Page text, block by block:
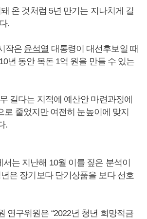
온 것처럼 5년 만기는 지나치게 길
.
작은 윤석열 대통령이 대선후보일 때
년 동안 목돈 1억 원을 만들 수 있는
길다는 지적에 예산안 마련과정에
로 줄었지만 여전히 눈높이에 맞지
.
는 지난해 10월 이를 짚은 분석이
은 장기보다 단기상품을 보다 선호
연구위원은 “2022년 청년 희망적금